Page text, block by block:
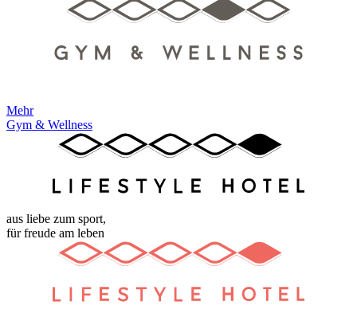
Mehr
Gym & Wellness
aus liebe zum sport,
für freude am leben